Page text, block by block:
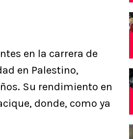
en la carrera de
en Palestino,
Su rendimiento en
donde, como ya